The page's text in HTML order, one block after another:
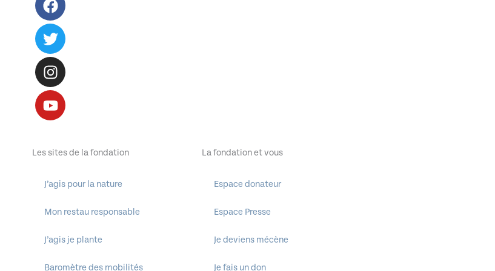
Les sites de la fondation
J’agis pour la nature
Mon restau responsable
J’agis je plante
Baromètre des mobilités
La fondation et vous
Espace donateur
Espace Presse
Je deviens mécène
Je fais un don